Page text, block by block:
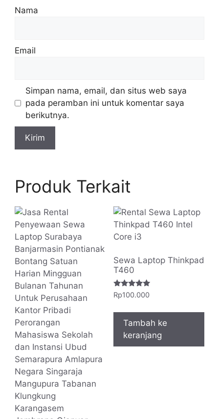
Nama
Email
Simpan nama, email, dan situs web saya
pada peramban ini untuk komentar saya
berikutnya.
Produk Terkait
Sewa Laptop Thinkpad
T460
Dinilai
5.00
Rp100.000
Tambah ke
keranjang